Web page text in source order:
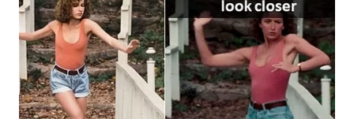
WN
BORNEO
Wahana
Media
Group